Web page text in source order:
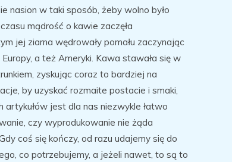
nasion w taki sposób, żeby wolno było
mądrość o kawie zaczęła
jej ziarna wędrowały pomału zaczynając
a też Ameryki. Kawa stawała się w
zyskując coraz to bardziej na
by uzyskać rozmaite postacie i smaki,
jest dla nas niezwykle łatwo
czy wyprodukowanie nie żąda
coś się kończy, od razu udajemy się do
co potrzebujemy, a jeżeli nawet, to są to